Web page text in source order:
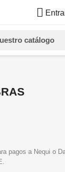

pagos a Nequi o